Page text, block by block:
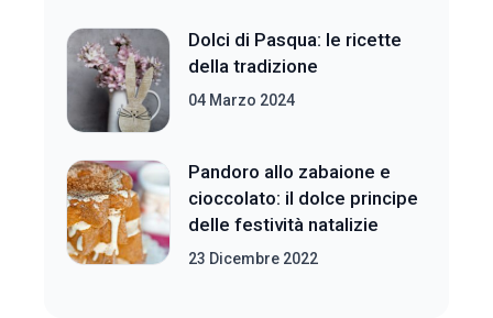
Dolci di Pasqua: le ricette
della tradizione
04 Marzo 2024
Pandoro allo zabaione e
cioccolato: il dolce principe
delle festività natalizie
23 Dicembre 2022